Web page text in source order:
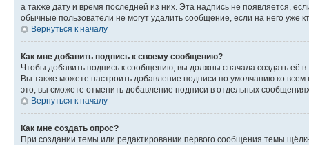
а также дату и время последней из них. Эта надпись не появляется,
обычные пользователи не могут удалить сообщение, если на него уже
Вернуться к началу
Как мне добавить подпись к своему сообщению?
Чтобы добавить подпись к сообщению, вы должны сначала создать её
Вы также можете настроить добавление подписи по умолчанию ко
это, вы сможете отменить добавление подписи в отдельных
Вернуться к началу
Как мне создать опрос?
При создании темы или редактировании первого сообщения темы